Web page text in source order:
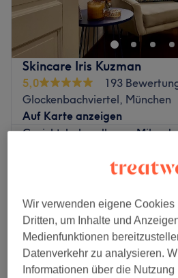
Skincare Iris Kuzman
5,0
193
Glockenbachviertel, München
Auf Karte anzeigen
Gesichtsbehandlung -
Montag
Dienstag
Mittwoch
Donnerstag
Wir verwenden eigene Cookies
Dritten, um Inhalte und
Medienfunktionen
Datenverkehr zu analysieren.
Informationen über die